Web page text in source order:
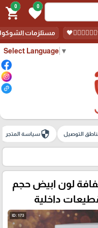
Select Language ▼
0
favorite
0
shopping_cart
مستلزمات
التوصيل securityسياسة المتجر
لون ابيض حجم